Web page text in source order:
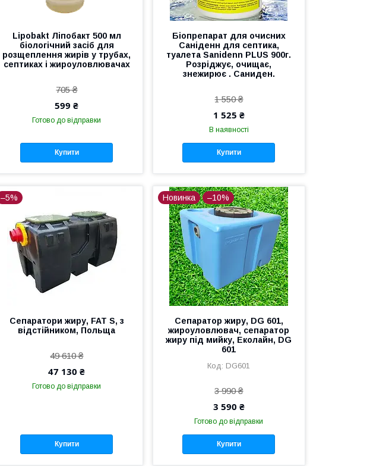
Lipobakt Ліпобакт 500 мл
біологічний засіб для
розщеплення жирів у трубах,
септиках і жироуловлювачах
705 ₴
599 ₴
Готово до відправки
Купити
Біопрепарат для очисних
Саніденн для септика,
туалета Sanidenn PLUS 900г.
Розріджує, очищає,
знежирює . Саниден.
1 550 ₴
1 525 ₴
В наявності
Купити
–5%
Сепаратори жиру, FAT S, з
відстійником, Польща
49 610 ₴
47 130 ₴
Готово до відправки
Купити
Новинка –10%
Сепаратор жиру, DG 601,
жироуловлювач, сепаратор
жиру під мийку, Еколайн, DG
601
DG601
3 990 ₴
3 590 ₴
Готово до відправки
Купити